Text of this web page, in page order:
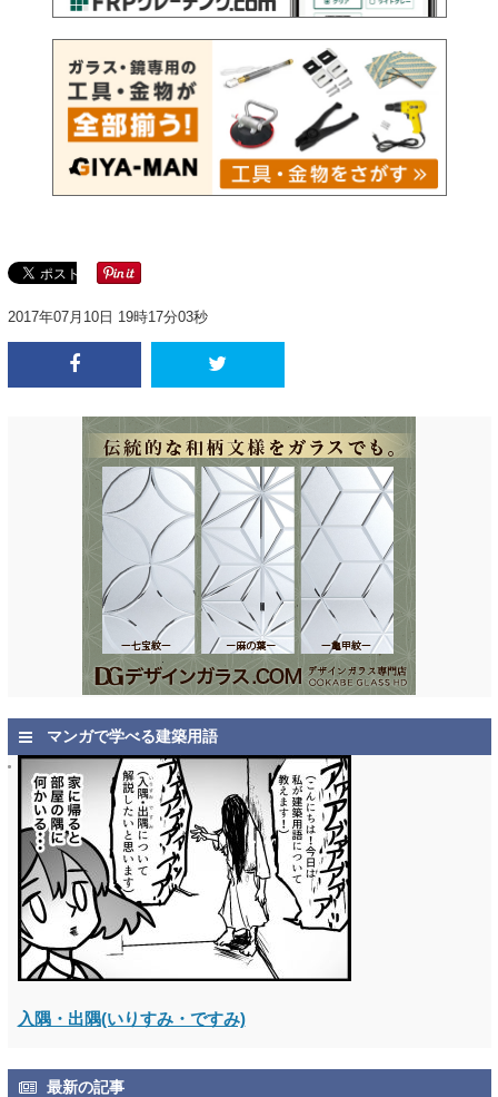
2017年07月10日 19時17分03秒
マンガで学べる建築用語
入隅・出隅(いりすみ・ですみ)
最新の記事